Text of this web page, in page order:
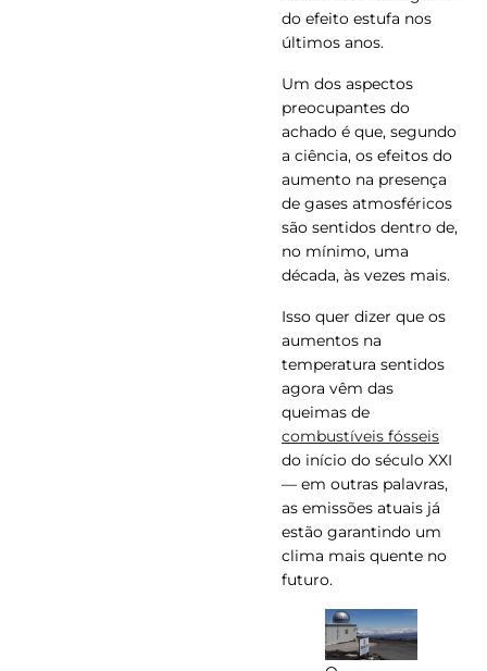
do efeito estufa nos
últimos anos.
Um dos aspectos
preocupantes do
achado é que, segundo
a ciência, os efeitos do
aumento na presença
de gases atmosféricos
são sentidos dentro de,
no mínimo, uma
década, às vezes mais.
Isso quer dizer que os
aumentos na
temperatura sentidos
agora vêm das
queimas de
combustíveis fósseis
do início do século XXI
— em outras palavras,
as emissões atuais já
estão garantindo um
clima mais quente no
futuro.